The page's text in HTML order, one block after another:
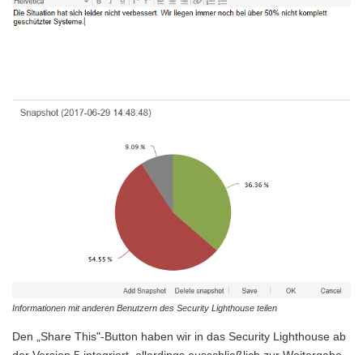
Informationen mit anderen Benutzern des Security Lighthouse teilen
Den „Share This"-Button haben wir in das Security Lighthouse ab